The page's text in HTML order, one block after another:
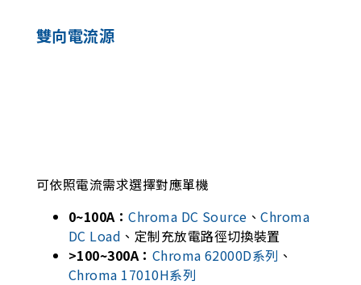
雙向電流源
可依照電流需求選擇對應單機
0~100A：Chroma DC Source 、Chroma
DC Load 、定制充放電路徑切換裝置
>100~300A： Chroma 62000D系列 、
Chroma 17010H系列